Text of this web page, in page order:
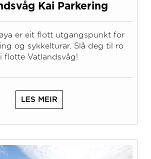
Kai Parkering
er eit flott utgangspunkt for
og sykkelturar. Slå deg til ro
i flotte Vatlandsvåg!
LES MEIR